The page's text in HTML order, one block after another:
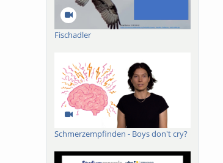
Fischadler
Schmerzempfinden - Boys don't cry?